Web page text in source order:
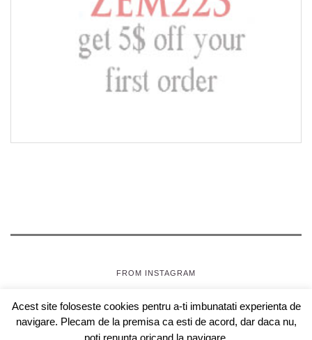
FROM INSTAGRAM
SEPTEMBRIE, JOI
- OAZA PENTRU FETE
Acest site foloseste cookies pentru a-ti imbunatati experienta de
navigare. Plecam de la premisa ca esti de acord, dar daca nu,
poti renunta oricand la navigare.